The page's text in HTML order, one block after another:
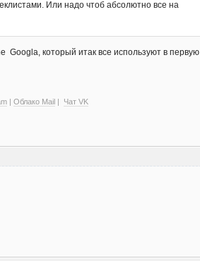
Или надо чтоб абсолютно все на
который итак все используют в первую
| Облако Mail | Чат VK